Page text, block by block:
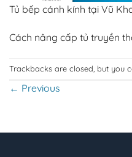
Tủ bếp cánh kính tại Vũ
Cách nâng cấp tủ truyền
Trackbacks are closed, but you
← Previous